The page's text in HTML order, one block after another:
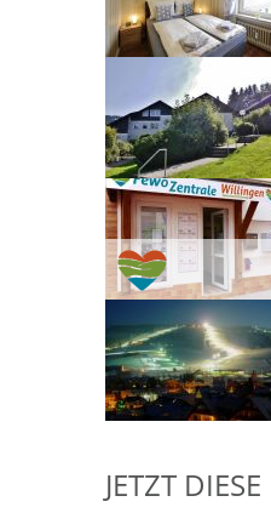
JETZT